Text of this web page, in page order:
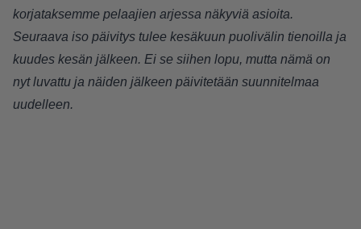
korjataksemme pelaajien arjessa näkyviä asioita.
Seuraava iso päivitys tulee kesäkuun puolivälin tienoilla ja
kuudes kesän jälkeen. Ei se siihen lopu, mutta nämä on
nyt luvattu ja näiden jälkeen päivitetään suunnitelmaa
uudelleen.